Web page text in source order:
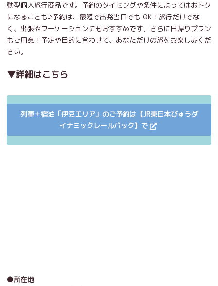
動型個人旅行商品です。予約のタイミングや条件によってはおトク
になることも♪予約は、最短で出発当日でも OK！旅行だけでな
く、出張やワーケーションにもおすすめです。さらに日帰りプラン
もご用意！予定や目的に合わせて、あなただけの旅をお楽しみくだ
さい。
▼詳細はこちら
列車＋宿泊「伊豆エリア」のご予約は【JR東日本びゅうダ
イナミックレールパック】で
●所在地